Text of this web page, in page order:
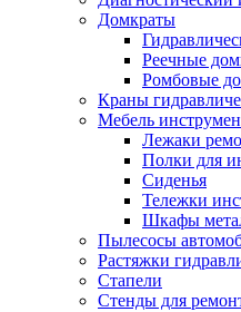
Домкраты
Реечные
Ромбовые
Краны
Мебель
Лежаки
Полки для
Сиденья
Тележки
Шкафы
Пылесосы
Растяжки
Стапели
Стенды для